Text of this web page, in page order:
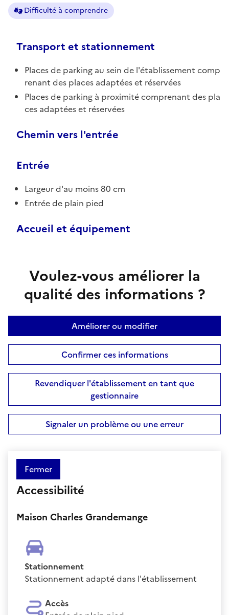
Difficulté à comprendre
Transport et stationnement
Places de parking au sein de l'établissement comp
renant des places adaptées et réservées
Places de parking à proximité comprenant des pla
ces adaptées et réservées
Chemin vers l'entrée
Entrée
Largeur d'au moins 80 cm
Entrée de plain pied
Accueil et équipement
Voulez-vous améliorer la
qualité des informations ?
Améliorer ou modifier
Confirmer ces informations
Revendiquer l'établissement en tant que
gestionnaire
Signaler un problème ou une erreur
Fermer
Accessibilité
Maison Charles Grandemange
Stationnement
Stationnement adapté dans l'établissement
Accès